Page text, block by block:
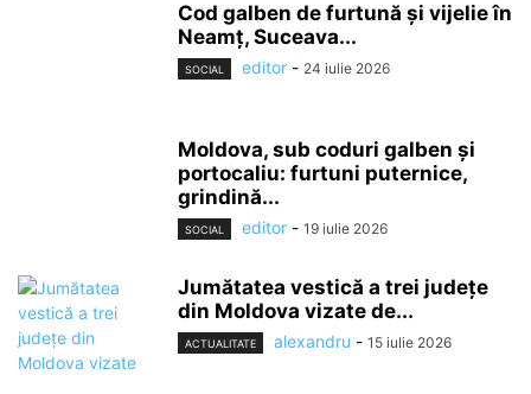
Cod galben de furtună și vijelie în
Neamț, Suceava...
SOCIAL editor - 24 iulie 2026
Moldova, sub coduri galben și
portocaliu: furtuni puternice,
grindină...
SOCIAL editor - 19 iulie 2026
Jumătatea vestică a trei județe
din Moldova vizate de...
ACTUALITATE alexandru - 15 iulie 2026